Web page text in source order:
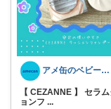
アメ缶のベビー&キッズROOM
【 CEZANNE 】 セラ
ョンフ ...